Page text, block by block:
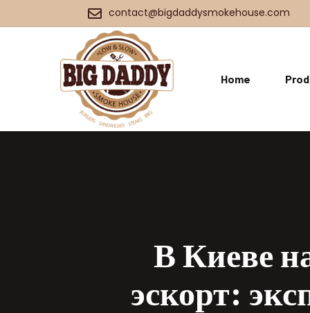
contact@bigdaddysmokehouse.com
Home
В Киеве
эскорт: